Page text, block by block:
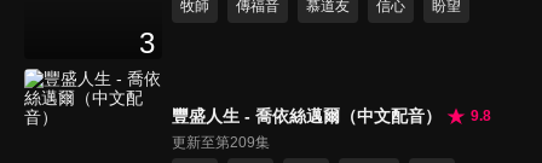
3
牧師 傳福音 慕道友 信心 盼望
豐盛人生 - 喬依絲邁爾（中文配音）
9.8
更新至第209集